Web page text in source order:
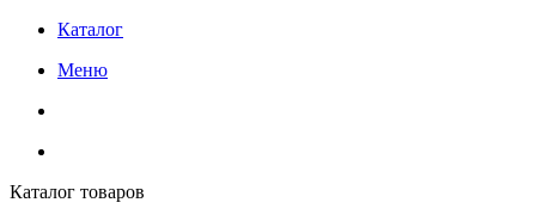
Каталог
Меню
Каталог товаров